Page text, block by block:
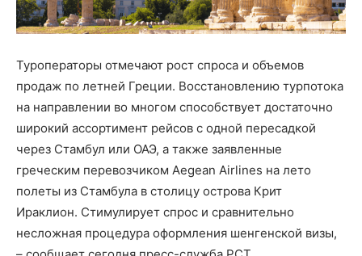
Туроператоры отмечают рост спроса и объемов
продаж по летней Греции. Восстановлению турпотока
на направлении во многом способствует достаточно
широкий ассортимент рейсов с одной пересадкой
через Стамбул или ОАЭ, а также заявленные
греческим перевозчиком Aegean Airlines на лето
полеты из Стамбула в столицу острова Крит
Ираклион. Стимулирует спрос и сравнительно
несложная процедура оформления шенгенской визы,